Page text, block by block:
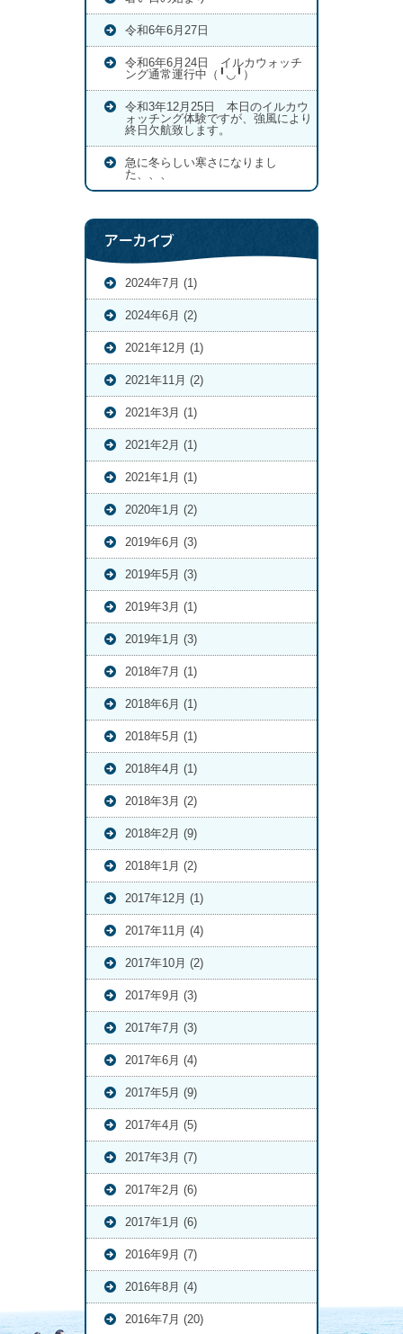
令和6年6月27日
令和6年6月24日 イルカウォッチ
ング通常運行中（╹◡╹）
令和3年12月25日 本日のイルカウ
ォッチング体験ですが、強風により
終日欠航致します。
急に冬らしい寒さになりまし
た、、、
アーカイブ
2024年7月 (1)
2024年6月 (2)
2021年12月 (1)
2021年11月 (2)
2021年3月 (1)
2021年2月 (1)
2021年1月 (1)
2020年1月 (2)
2019年6月 (3)
2019年5月 (3)
2019年3月 (1)
2019年1月 (3)
2018年7月 (1)
2018年6月 (1)
2018年5月 (1)
2018年4月 (1)
2018年3月 (2)
2018年2月 (9)
2018年1月 (2)
2017年12月 (1)
2017年11月 (4)
2017年10月 (2)
2017年9月 (3)
2017年7月 (3)
2017年6月 (4)
2017年5月 (9)
2017年4月 (5)
2017年3月 (7)
2017年2月 (6)
2017年1月 (6)
2016年9月 (7)
2016年8月 (4)
2016年7月 (20)